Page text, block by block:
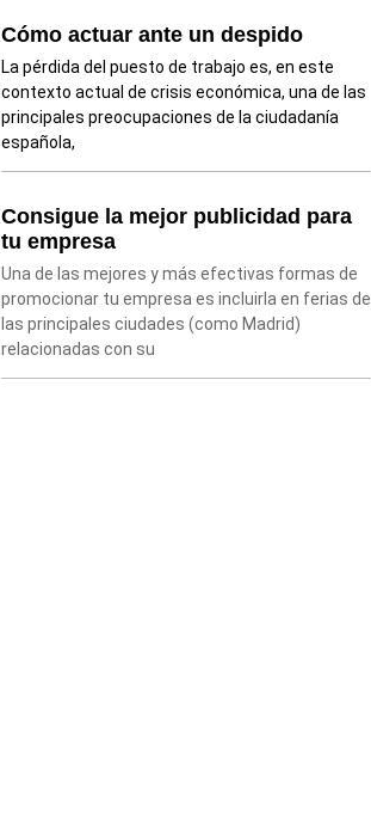
Cómo actuar ante un despido
La pérdida del puesto de trabajo es, en este
contexto actual de crisis económica, una de las
principales preocupaciones de la ciudadanía
española,
Consigue la mejor publicidad para
tu empresa
Una de las mejores y más efectivas formas de
promocionar tu empresa es incluirla en ferias de
las principales ciudades (como Madrid)
relacionadas con su